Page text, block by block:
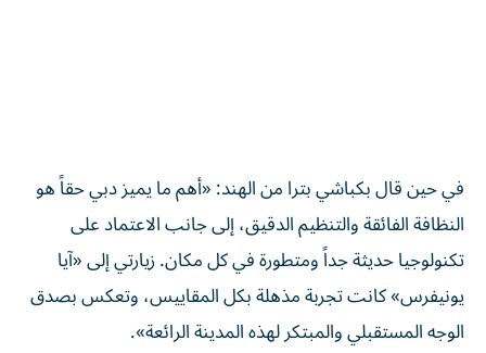
في حين قال بكباشي بترا من الهند: «أهم ما يميز دبي حقاً هو
النظافة الفائقة والتنظيم الدقيق، إلى جانب الاعتماد على
تكنولوجيا حديثة جداً ومتطورة في كل مكان. زيارتي إلى «آيا
يونيفرس» كانت تجربة مذهلة بكل المقاييس، وتعكس بصدق
الوجه المستقبلي والمبتكر لهذه المدينة الرائعة».